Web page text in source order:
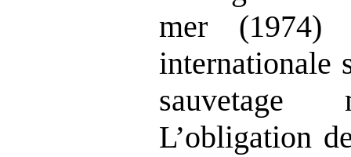
mer (1974)
internationale
sauvetage
L’obligation